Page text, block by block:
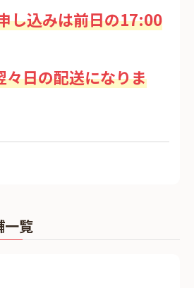
し込みは前日の17:00
日の配送になりま
一覧